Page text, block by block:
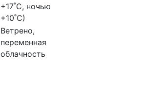
+17˚C, ночью
+10˚C)
Ветрено,
переменная
облачность